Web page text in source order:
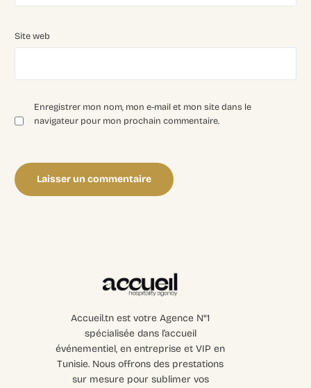
Site web
Enregistrer mon nom, mon e-mail et mon site dans le
navigateur pour mon prochain commentaire.
Accueil.tn est votre Agence N°1
spécialisée dans l’accueil
événementiel, en entreprise et VIP en
Tunisie. Nous offrons des prestations
sur mesure pour sublimer vos